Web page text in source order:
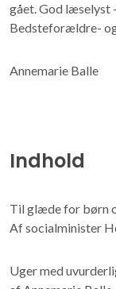
gået. God læselyst
Bedsteforældre-
Annemarie Balle
Indhold
Til glæde for børn
Af socialminister
Uger med